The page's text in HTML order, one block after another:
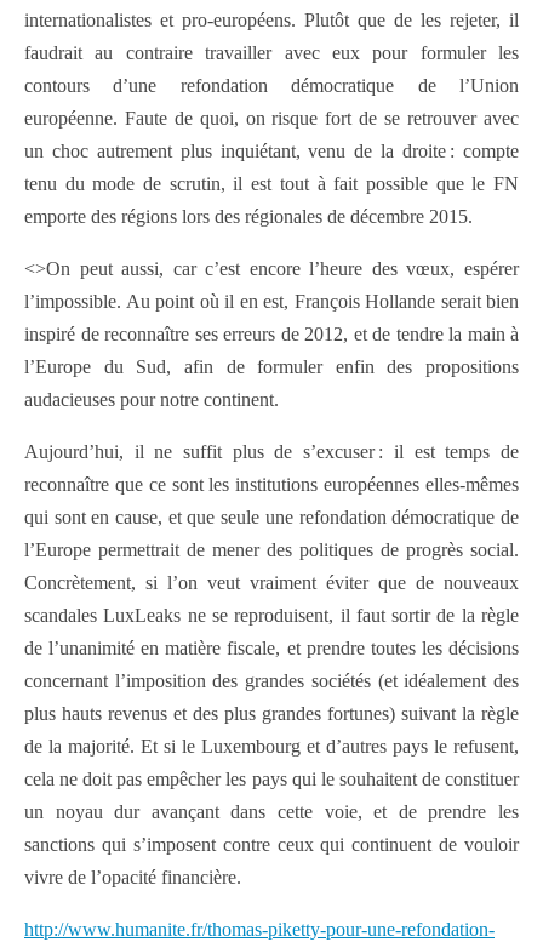
internationalistes et pro-européens. Plutôt que de les rejeter, il
faudrait au contraire travailler avec eux pour formuler les
contours d’une refondation démocratique de l’Union
européenne. Faute de quoi, on risque fort de se retrouver avec
un choc autrement plus inquiétant, venu de la droite : compte
tenu du mode de scrutin, il est tout à fait possible que le FN
emporte des régions lors des régionales de décembre 2015.
<>On peut aussi, car c’est encore l’heure des vœux, espérer
l’impossible. Au point où il en est, François Hollande serait bien
inspiré de reconnaître ses erreurs de 2012, et de tendre la main à
l’Europe du Sud, afin de formuler enfin des propositions
audacieuses pour notre continent.
Aujourd’hui, il ne suffit plus de s’excuser : il est temps de
reconnaître que ce sont les institutions européennes elles-mêmes
qui sont en cause, et que seule une refondation démocratique de
l’Europe permettrait de mener des politiques de progrès social.
Concrètement, si l’on veut vraiment éviter que de nouveaux
scandales LuxLeaks ne se reproduisent, il faut sortir de la règle
de l’unanimité en matière fiscale, et prendre toutes les décisions
concernant l’imposition des grandes sociétés (et idéalement des
plus hauts revenus et des plus grandes fortunes) suivant la règle
de la majorité. Et si le Luxembourg et d’autres pays le refusent,
cela ne doit pas empêcher les pays qui le souhaitent de constituer
un noyau dur avançant dans cette voie, et de prendre les
sanctions qui s’imposent contre ceux qui continuent de vouloir
vivre de l’opacité financière.
http://www.humanite.fr/thomas-piketty-pour-une-refondation-